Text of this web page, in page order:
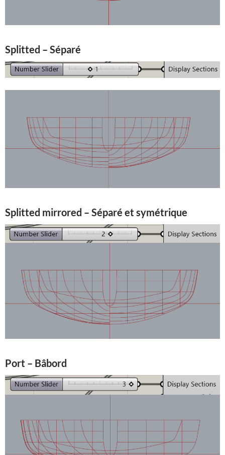
Splitted – Séparé
Splitted mirrored – Séparé et symétrique
Port – Bâbord